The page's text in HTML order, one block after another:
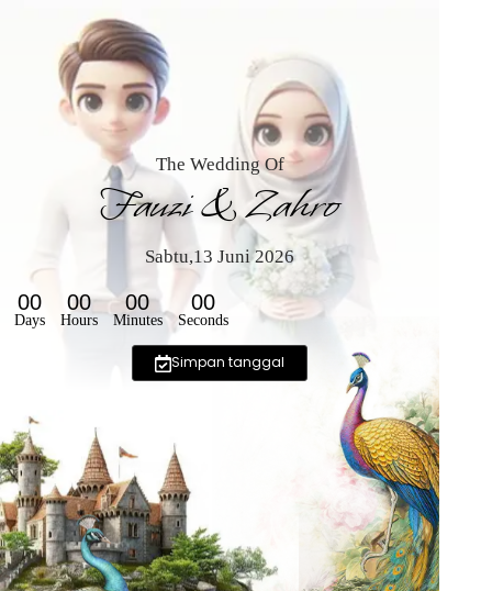
The Wedding Of
Fauzi & Zahro
Sabtu,13 Juni 2026
00
Days
00
Hours
00
Minutes
00
Seconds
Simpan tanggal